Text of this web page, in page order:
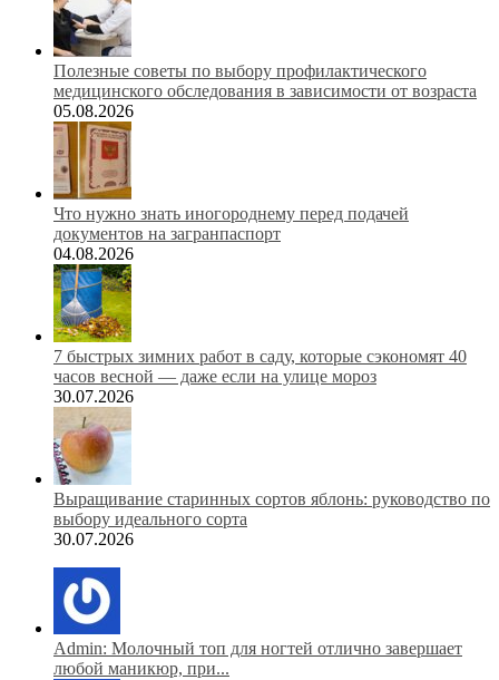
Полезные советы по выбору профилактического
медицинского обследования в зависимости от возраста
05.08.2026
Что нужно знать иногороднему перед подачей
документов на загранпаспорт
04.08.2026
7 быстрых зимних работ в саду, которые сэкономят 40
часов весной — даже если на улице мороз
30.07.2026
Выращивание старинных сортов яблонь: руководство по
выбору идеального сорта
30.07.2026
Admin: Молочный топ для ногтей отлично завершает
любой маникюр, при...